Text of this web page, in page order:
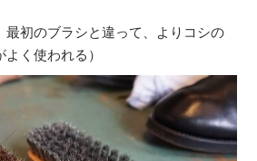
最初のブラシと違って、よりコシの
く使われる）